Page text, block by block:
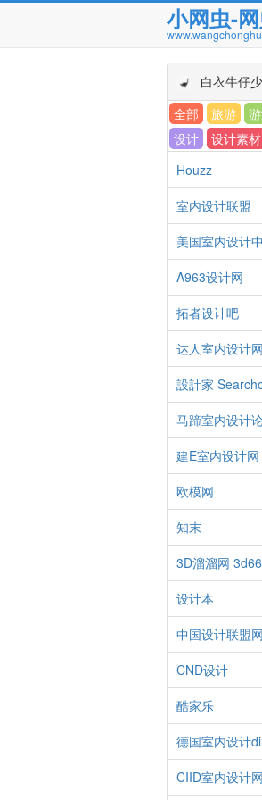
小网虫-
白衣牛仔
全部
旅游
设计
设计素材
Houzz
室内设计联盟
美国室内设计
A963设计网
拓者设计吧
达人室内设计网
設計家
马蹄室内设计
建E室内设计网
欧模网
知末
3D溜溜网
设计本
中国设计联盟网
CND设计
酷家乐
德国室内设计
CIID室内设计网